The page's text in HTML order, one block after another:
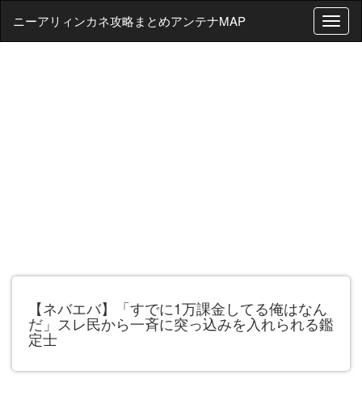
T
o
ニーアリィンカネ攻略まとめアンテナMAP
【ネバエバ】「すでに1万課金してる俺はなん
だ」スレ民から一斉に突っ込みを入れられる鑑
定士